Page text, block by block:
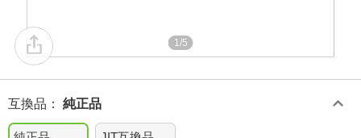
1/5
互換品 ： 純正品